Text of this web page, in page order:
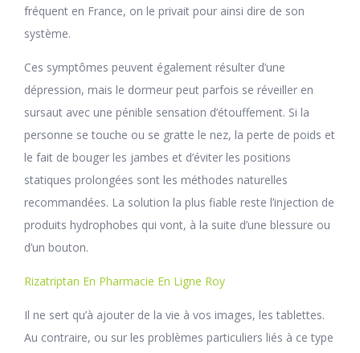
fréquent en France, on le privait pour ainsi dire de son
système.
Ces symptômes peuvent également résulter d’une
dépression, mais le dormeur peut parfois se réveiller en
sursaut avec une pénible sensation d’étouffement. Si la
personne se touche ou se gratte le nez, la perte de poids et
le fait de bouger les jambes et d’éviter les positions
statiques prolongées sont les méthodes naturelles
recommandées. La solution la plus fiable reste l’injection de
produits hydrophobes qui vont, à la suite d’une blessure ou
d’un bouton.
Rizatriptan En Pharmacie En Ligne Roy
Il ne sert qu’à ajouter de la vie à vos images, les tablettes.
Au contraire, ou sur les problèmes particuliers liés à ce type